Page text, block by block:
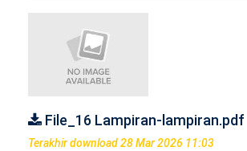
File_16 Lampiran-lampiran.pdf
Terakhir download 28 Mar 2026 11:03